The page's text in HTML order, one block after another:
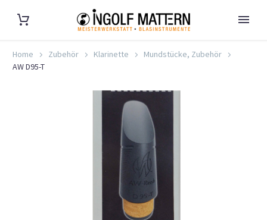
Home Zubehör Klarinette
Mundstücke, Zubehör
AW D95-T